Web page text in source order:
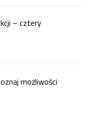
– cztery
możliwości